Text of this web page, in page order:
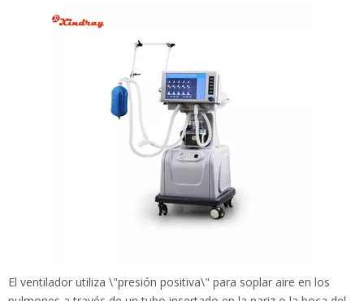
El ventilador utiliza \"presión positiva\" para soplar aire en los